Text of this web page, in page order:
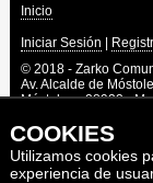
COOKIES
Utilizamos cookies
experiencia de
Inicio
Iniciar Sesión
© 2018 - Zarko
Av. Alcalde de
Móstoles - 28933 -
Telf: 91 617 70 40
Móvil: 655 64 76 24
E-mail:
CIF: B83862771